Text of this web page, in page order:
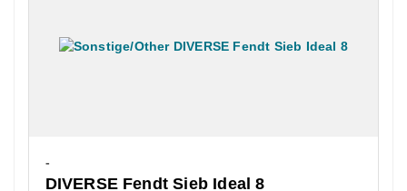
-
DIVERSE Fendt Sieb Ideal 8